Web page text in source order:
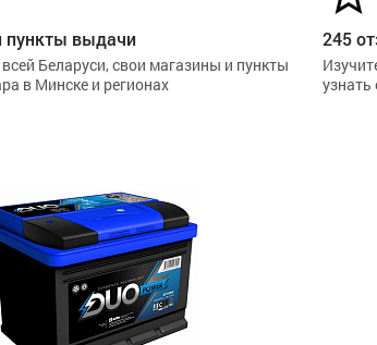
пункты выдачи
Беларуси, свои магазины и пункты
в Минске и регионах
245
узнать